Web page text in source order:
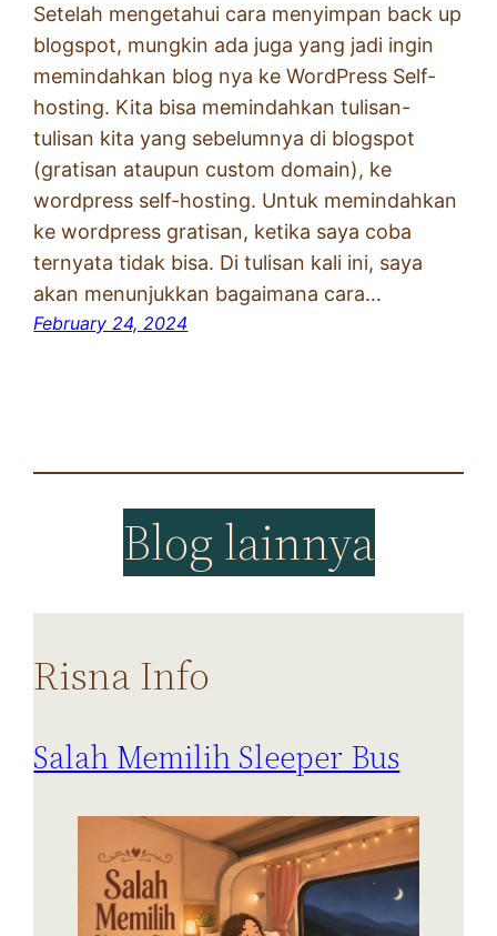
Setelah mengetahui cara menyimpan back up
blogspot, mungkin ada juga yang jadi ingin
memindahkan blog nya ke WordPress Self-
hosting. Kita bisa memindahkan tulisan-
tulisan kita yang sebelumnya di blogspot
(gratisan ataupun custom domain), ke
wordpress self-hosting. Untuk memindahkan
ke wordpress gratisan, ketika saya coba
ternyata tidak bisa. Di tulisan kali ini, saya
akan menunjukkan bagaimana cara…
February 24, 2024
Blog lainnya
Risna Info
Salah Memilih Sleeper Bus